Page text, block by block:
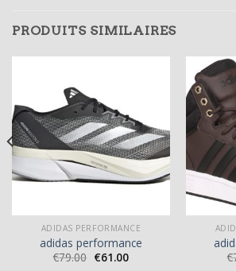
PRODUITS SIMILAIRES
ADIDAS PERFORMANCE
adidas performance
€79.00 €61.00
€